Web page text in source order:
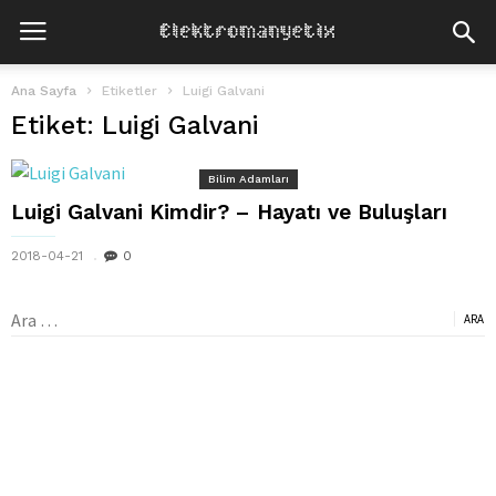
Ana Sayfa Etiketler Luigi Galvani
Etiket: Luigi Galvani
Bilim Adamları
Luigi Galvani Kimdir? – Hayatı ve Buluşları
2018-04-21 0
Arama: